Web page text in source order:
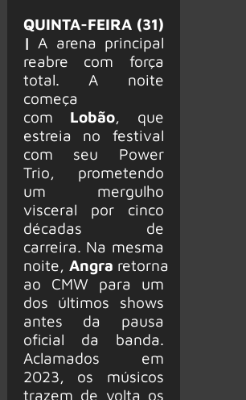
QUINTA-FEIRA (31)
| A arena principal
reabre com força
total. A noite
começa
com Lobão, que
estreia no festival
com seu Power
Trio, prometendo
um mergulho
visceral por cinco
décadas de
carreira. Na mesma
noite, Angra retorna
ao CMW para um
dos últimos shows
antes da pausa
oficial da banda.
Aclamados em
2023, os músicos
trazem de volta os